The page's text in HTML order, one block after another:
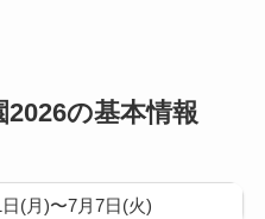
の基本情報
(月)〜7月7日(火)